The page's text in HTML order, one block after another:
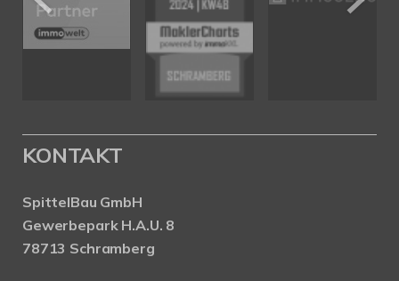
KONTAKT
SpittelBau GmbH
Gewerbepark H.A.U. 8
78713 Schramberg